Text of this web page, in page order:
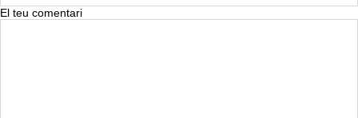
El teu comentari